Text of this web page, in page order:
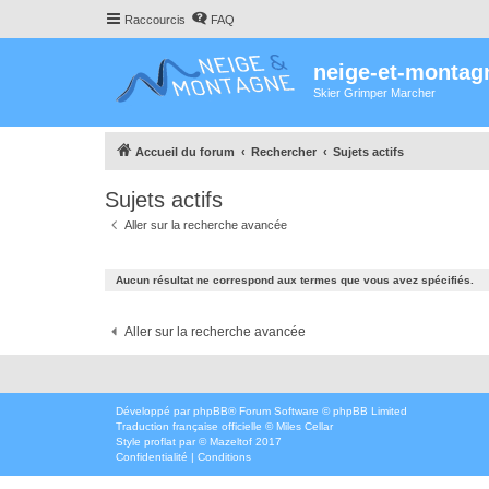
Raccourcis FAQ
neige-et-
Skier Grimper Marcher
Accueil du forum Rechercher Sujets actifs
Sujets actifs
Aller sur la recherche avancée
Aucun résultat ne correspond aux termes que vous avez spécifiés.
Aller sur la recherche avancée
Développé par phpBB® Forum Software © phpBB Limited
Traduction française officielle ©Miles Cellar
Style proflat par ©Mazeltof 2017
Confidentialité | Conditions